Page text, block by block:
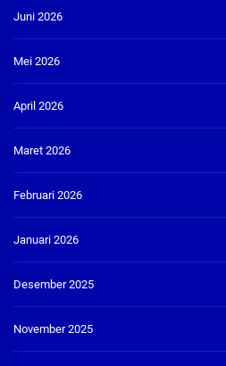
Juni 2026
Mei 2026
April 2026
Maret 2026
Februari 2026
Januari 2026
Desember 2025
November 2025